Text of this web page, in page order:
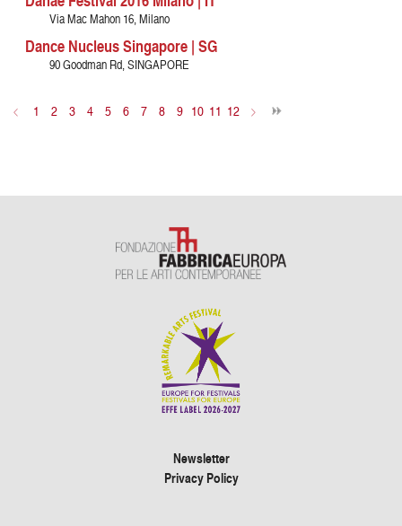
Via Mac Mahon 16, Milano
Dance Nucleus Singapore | SG
90 Goodman Rd, SINGAPORE
< 1 2 3 4 5 6 7 8 9 10 11 12 >
Newsletter
Privacy Policy